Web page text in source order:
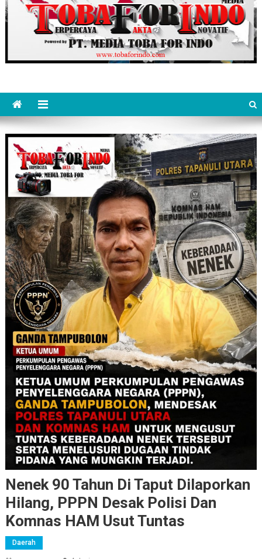
Nenek 90 Tahun Di Taput Dilaporkan
Hilang, PPPN Desak Polisi Dan
Komnas HAM Usut Tuntas
Daerah